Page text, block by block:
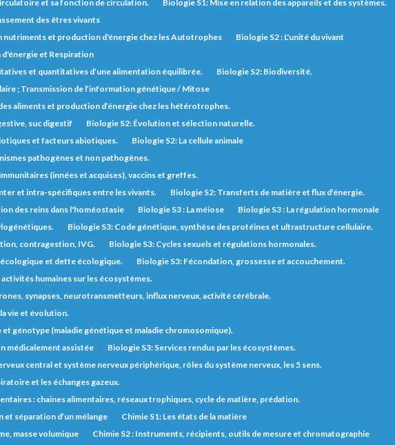
et sa fonction de circulation.
Biologie S1: Mise en relation des appareils et des systèmes.
des êtres vivants
nutriments et production d'énergie chez les Autotrophes
Biologie S2 : L'unité du vivant
et Respiration
et quantitatives d’une alimentation équilibrée.
Biologie S2: Biodiversité.
; Transmission de l’information génétique / Mitose
aliments et production d’énergie chez les hétérotrophes.
suc digestif
Biologie S2: Évolution et sélection naturelle.
et facteurs abiotiques.
Biologie S2: La cellule animale
pathogènes et non pathogènes.
(innées et acquises), vaccins et greffes.
et intra-spécifiques entre les vivants.
Biologie S2: Transferts de matière et flux d’énergie.
des reins dans l'homéostasie
Biologie S3 : La méiose
Biologie S3 : La régulation hormonale
Biologie S3: Code génétique, synthèse des protéines et ultrastructure cellulaire.
contragestion, IVG.
Biologie S3: Cycles sexuels et régulations hormonales.
et dette écologique.
Biologie S3: Fécondation, grossesse et accouchement.
humaines sur les écosystèmes.
synapses, neurotransmetteurs, influx nerveux, activité cérébrale.
vie et évolution.
génotype (maladie génétique et maladie chromosomique).
médicalement assistée
Biologie S3: Services rendus par les écosystèmes.
central et système nerveux périphérique, rôles du système nerveux, les 5 sens.
et les échanges gazeux.
: chaines alimentaires, réseaux trophiques, cycle de matière, prédation.
séparation d’un mélange
Chimie S1: Les états de la matière
masse volumique
Chimie S2 : Instruments, récipients, outils de mesure et chromatographie